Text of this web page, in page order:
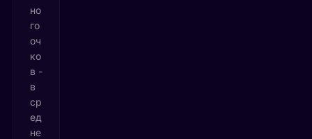
но
го
оч
ко
в -
в
ср
ед
не